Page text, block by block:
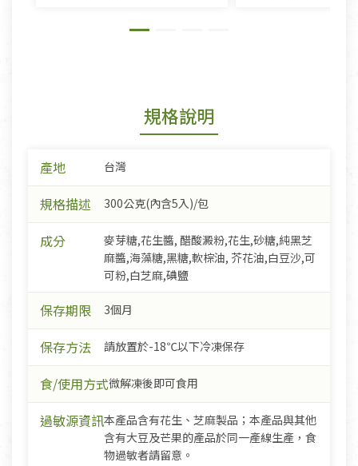
規格說明
產地 台灣
規格描述 300公克(內含5入)/包
成分
麥芽糖,花生醬, 醋酸澱粉,花生,砂糖,純黑芝
麻醬,海藻糖,黑糖,軟棕油, 芥花油,白豆沙,可
可粉,白芝麻,碘鹽
保存期限 3個月
保存方法 請放置於-18℃以下冷凍保存
食/使用方式微解凍後即可食用
過敏源資訊本產品含有花生、芝麻製品；本產品與其他
含有大豆及芒果的產品於同一產線生產，食
物過敏者請留意。